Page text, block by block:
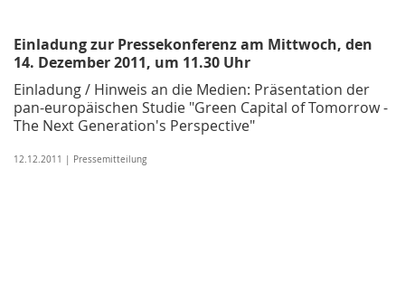
Einladung zur Pressekonferenz am Mittwoch, den
14. Dezember 2011, um 11.30 Uhr
Einladung / Hinweis an die Medien: Präsentation der
pan-europäischen Studie "Green Capital of Tomorrow -
The Next Generation's Perspective"
12.12.2011 | Pressemitteilung